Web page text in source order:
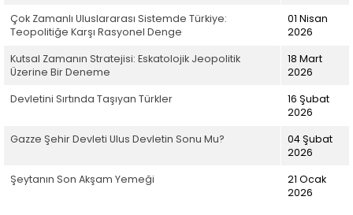
Çok Zamanlı Uluslararası Sistemde Türkiye:
Teopolitiğe Karşı Rasyonel Denge
01 Nisan
2026
Kutsal Zamanın Stratejisi: Eskatolojik Jeopolitik
Üzerine Bir Deneme
18 Mart
2026
Devletini Sırtında Taşıyan Türkler
16 Şubat
2026
Gazze Şehir Devleti Ulus Devletin Sonu Mu?
04 Şubat
2026
Şeytanın Son Akşam Yemeği
21 Ocak
2026